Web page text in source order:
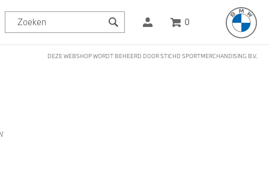
0
DEZE WEBSHOP WORDT BEHEERD DOOR STICHD SPORTMERCHANDISING B.V.